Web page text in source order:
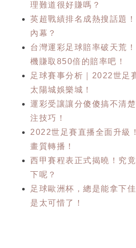
理難道很好賺嗎？
英超戰績排名成熱搜話題
內幕？
台灣運彩足球賠率破天荒
機賺取850倍的賠率吧！
足球賽事分析｜2022世足
太陽城娛樂城！
運彩受讓讓分傻傻搞不清
注技巧！
2022世足賽直播全面升級
畫質轉播！
西甲賽程表正式揭曉！究
下呢？
足球歐洲杯，總是能拿下
是太可惜了！